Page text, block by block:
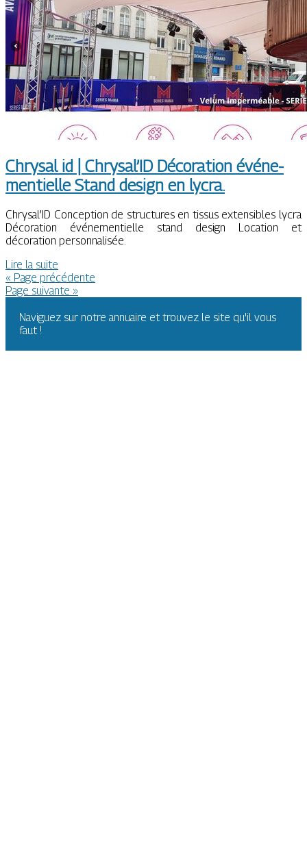
Chrysal id | Chrysal’ID Décoration événe­
men­tiel­le Stand design en lycra.
Chrysal’ID Conception de structures en tissus extensibles lycra
Décoration événementielle stand design Location et
décoration personnalisée.
Lire la suite
« Page précédente
Page suivante »
Naviguez sur notre annuaire et trouvez le site qu'il vous
faut !